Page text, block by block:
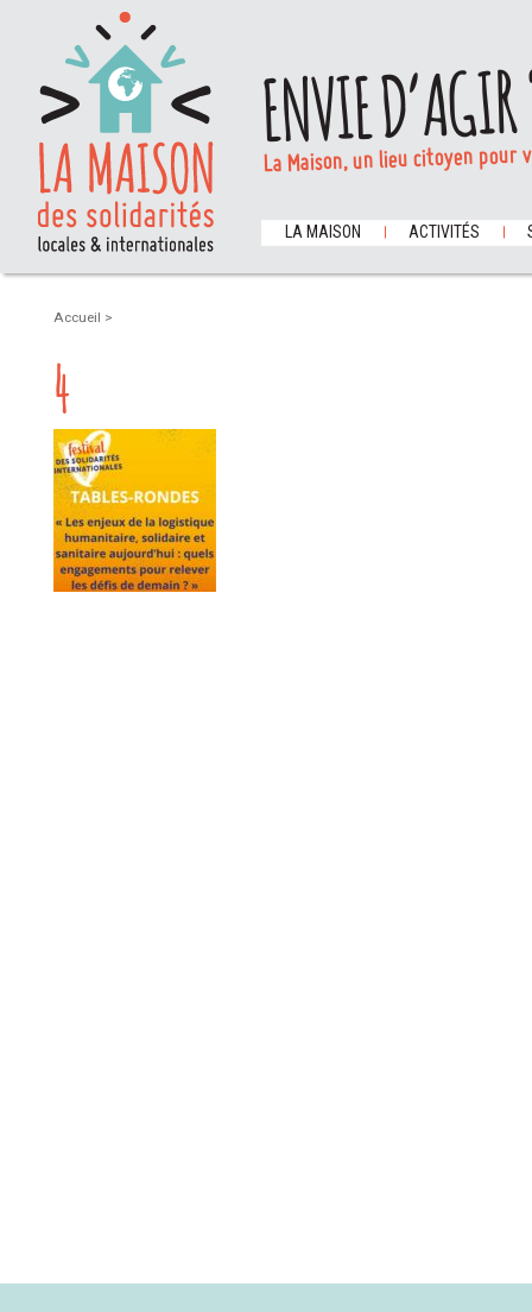
ENVIE
La Maison, un lieu citoyen
LA MAISON ACTIVITÉS
Accueil >
4